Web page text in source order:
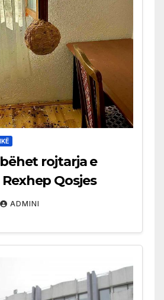
rojtarja e
Qosjes
ADMINI